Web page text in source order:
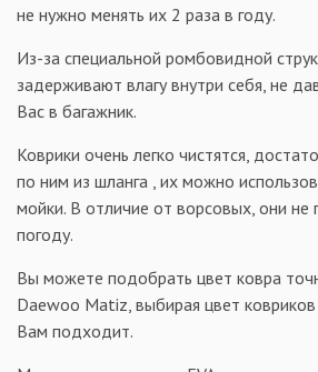
не нужно менять их 2 раза в году.
Из-за специальной ромбовидной
задерживают влагу внутри себя, не
Вас в багажник.
Коврики очень легко чистятся,
по ним из шланга , их можно
мойки. В отличие от ворсовых, они не
погоду.
Вы можете подобрать цвет ковра
Daewoo Matiz, выбирая цвет
Вам подходит.